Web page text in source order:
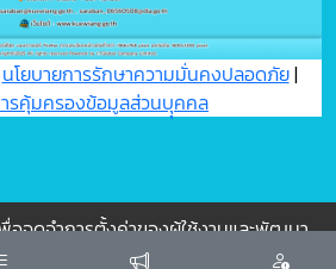
นโยบายการรักษาความมั่นคงปลอดภัย|
รคุ้มครองข้อมูลส่วนบุุคคล
อจดจำการตั้งค่าของผู้ใช้งานและพัฒนา
ช้งานของคุณให้ดียิ่งขึ้น